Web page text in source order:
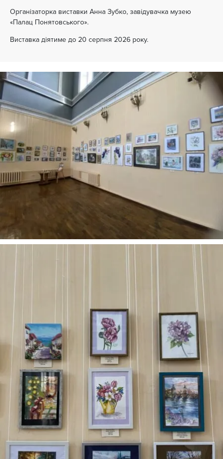
Організаторка виставки Анна Зубко, завідувачка музею
«Палац Понятовського».
Виставка діятиме до 20 серпня 2026 року.